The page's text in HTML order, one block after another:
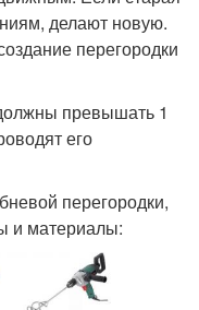
делают новую.
перегородки
превышать 1
его
перегородки,
и материалы: